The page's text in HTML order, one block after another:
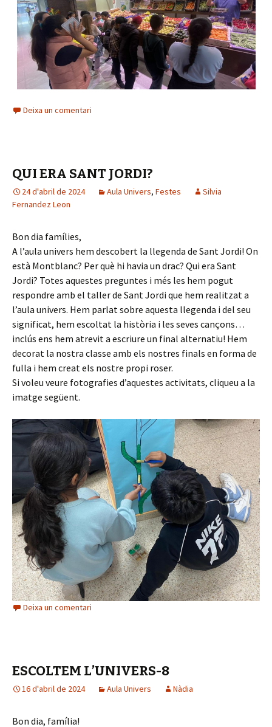
Deixa un comentari
QUI ERA SANT JORDI?
24 d'abril de 2024 Aula Univers, Festes
Silvia
Fernandez Leon
Bon dia famílies,
A l’aula univers hem descobert la llegenda de Sant Jordi! On
està Montblanc? Per què hi havia un drac? Qui era Sant
Jordi? Totes aquestes preguntes i més les hem pogut
respondre amb el taller de Sant Jordi que hem realitzat a
l’aula univers. Hem parlat sobre aquesta llegenda i del seu
significat, hem escoltat la història i les seves cançons…
inclús ens hem atrevit a escriure un final alternatiu! Hem
decorat la nostra classe amb els nostres finals en forma de
fulla i hem creat els nostre propi roser.
Si voleu veure fotografies d’aquestes activitats, cliqueu a la
imatge següent.
Deixa un comentari
ESCOLTEM L’UNIVERS-8
16 d'abril de 2024 Aula Univers Nàdia
Bon dia, família!